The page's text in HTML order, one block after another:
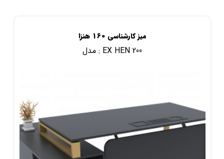
میز کارشناسی 160 هنزا
مدل : EX HEN 200